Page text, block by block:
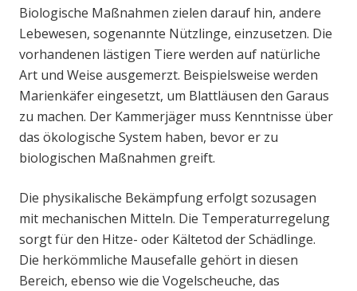
Biologische Maßnahmen zielen darauf hin, andere
Lebewesen, sogenannte Nützlinge, einzusetzen. Die
vorhandenen lästigen Tiere werden auf natürliche
Art und Weise ausgemerzt. Beispielsweise werden
Marienkäfer eingesetzt, um Blattläusen den Garaus
zu machen. Der Kammerjäger muss Kenntnisse über
das ökologische System haben, bevor er zu
biologischen Maßnahmen greift.
Die physikalische Bekämpfung erfolgt sozusagen
mit mechanischen Mitteln. Die Temperaturregelung
sorgt für den Hitze- oder Kältetod der Schädlinge.
Die herkömmliche Mausefalle gehört in diesen
Bereich, ebenso wie die Vogelscheuche, das